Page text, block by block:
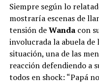
Siempre según lo
mostraría escenas de
tensión deWandacon
involucrada la abuela de
situación, una de las
reacción defendiendo a
todos en shock: “Papá